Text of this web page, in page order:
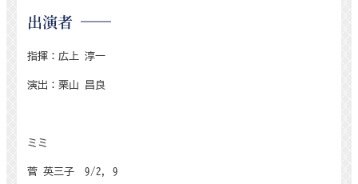
出演者
指揮：広上 淳一
演出：栗山 昌良
ミミ
菅 英三子9/2, 9